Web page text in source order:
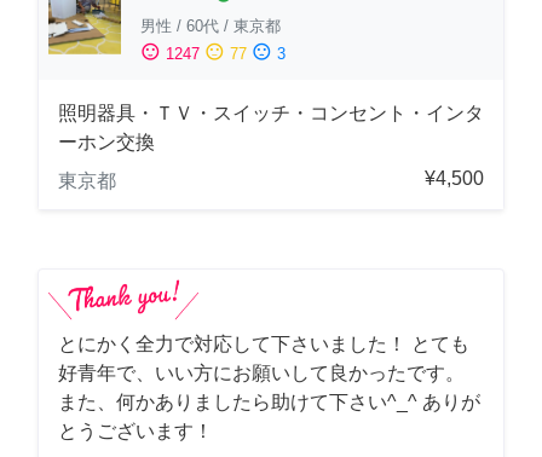
男性 / 60代 / 東京都
sentiment_satisfied 1247 sentiment_neutral 77 sentiment_dissatisfied 3
照明器具・ＴＶ・スイッチ・コンセント・インタ
ーホン交換
東京都
¥4,500
とにかく全力で対応して下さいました！ とても
好青年で、いい方にお願いして良かったです。
また、何かありましたら助けて下さい^_^ ありが
とうございます！